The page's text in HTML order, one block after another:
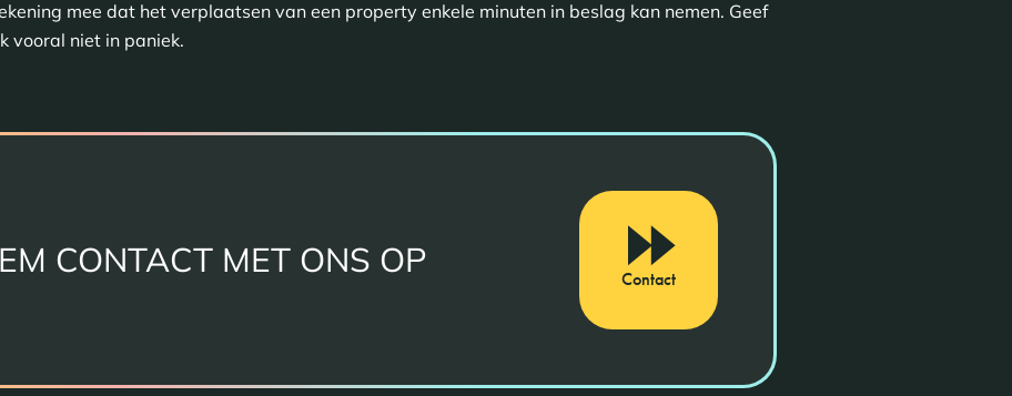
mee dat het verplaatsen van een property enkele minuten in beslag kan nemen. Geef
vooral niet in paniek.
CONTACT MET ONS OP Contact